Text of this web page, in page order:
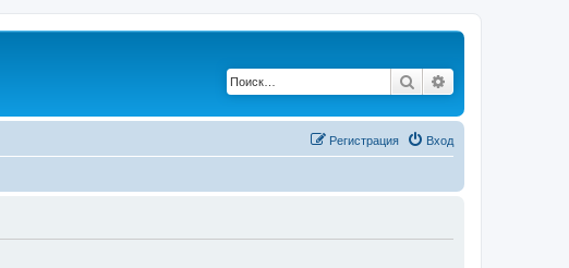
Поиск
Вход
Регистрация